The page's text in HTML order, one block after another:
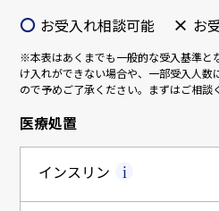
〇 お受入れ相談可能 × お
※本表はあくまでも一般的な受入基準と
け入れができない場合や、一部受入人
ので予めご了承ください。まずはご相談
医療処置
インスリン